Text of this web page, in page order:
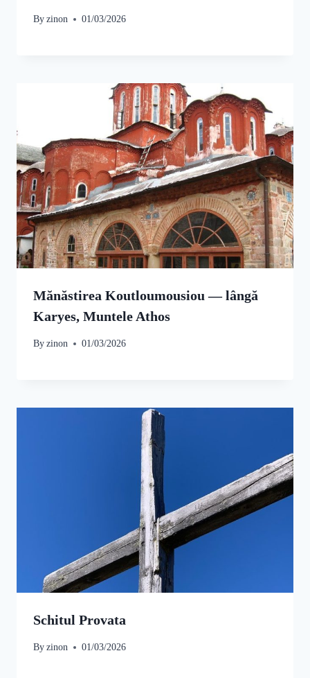
Byzinon 01/03/2026
Mănăstirea Koutloumousiou — lângă
Karyes, Muntele Athos
Byzinon 01/03/2026
Schitul Provata
Byzinon 01/03/2026